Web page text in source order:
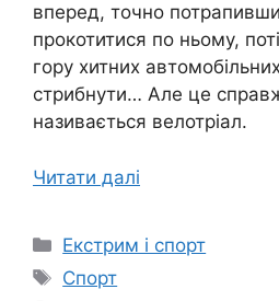
вперед, точно
прокотитися по ньому,
гору хитних
стрибнути… Але це
називається велотріал.
Читати далі
Категорії
Екстрим і спорт
Позначки
Спорт